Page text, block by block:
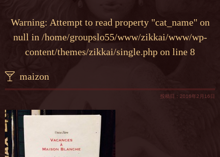
Warning: Attempt to read property "cat_name" on
null in /home/groupslo55/www/zikkai/www/wp-
content/themes/zikkai/single.php on line 8
maizon
投稿日：2016年2月16日